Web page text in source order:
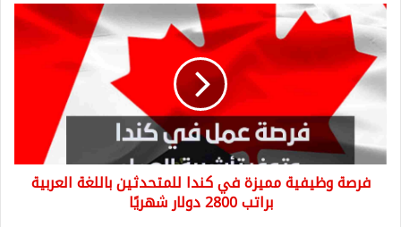
فرصة
وظيفية
مميزة
في
كندا
للمتحدثين
العربية
براتب
2800فرصة وظيفية مميزة في كندا للمتحدثين باللغة العربية
براتب 2800 دولار شهريًا